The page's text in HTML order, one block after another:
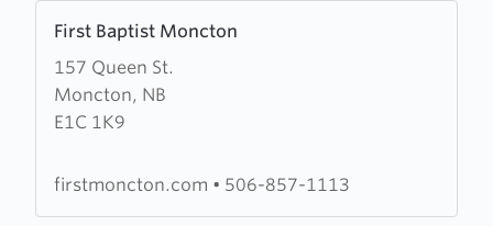
First Baptist Moncton
157 Queen St.
Moncton, NB
E1C 1K9
more
about
First
Baptist
firstmoncton.com • 506-857-1113